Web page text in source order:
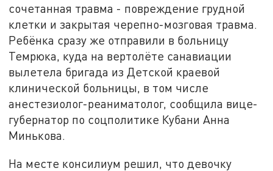
сочетанная травма - повреждение грудной
клетки и закрытая черепно-мозговая травма.
Ребёнка сразу же отправили в больницу
Темрюка, куда на вертолёте санавиации
вылетела бригада из Детской краевой
клинической больницы, в том числе
анестезиолог-реаниматолог, сообщила вице-
губернатор по соцполитике Кубани Анна
Минькова.
На месте консилиум решил, что девочку